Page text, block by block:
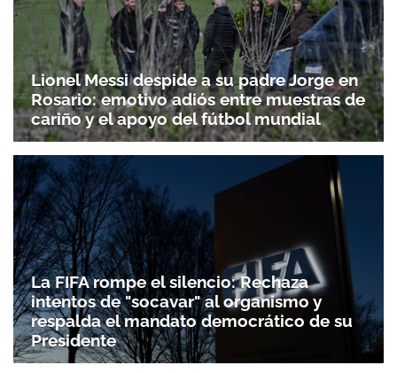
Lionel Messi despide a su padre Jorge en
Rosario: emotivo adiós entre muestras de
cariño y el apoyo del fútbol mundial
La FIFA rompe el silencio: Rechaza
intentos de "socavar" al organismo y
respalda el mandato democrático de su
Presidente